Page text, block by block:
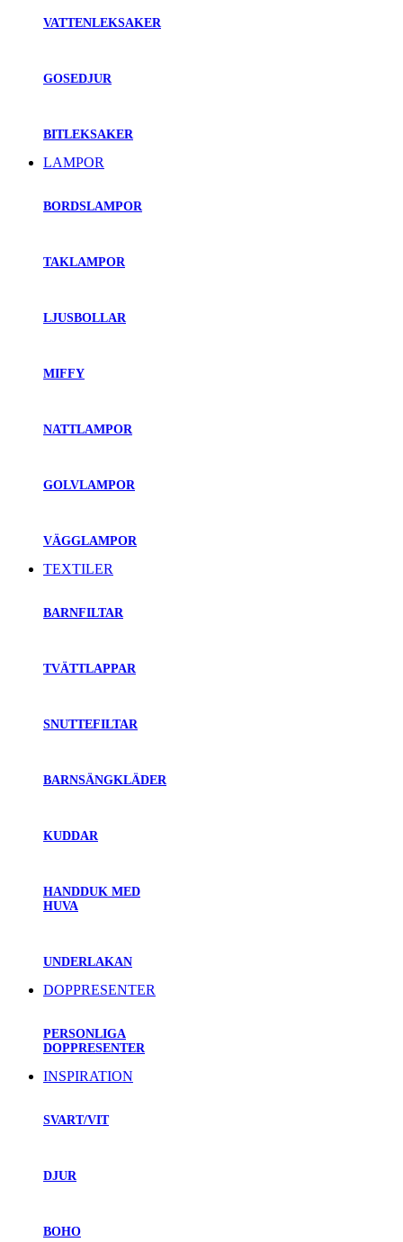
VATTENLEKSAKER
GOSEDJUR
BITLEKSAKER
LAMPOR
BORDSLAMPOR
TAKLAMPOR
LJUSBOLLAR
MIFFY
NATTLAMPOR
GOLVLAMPOR
VÄGGLAMPOR
TEXTILER
BARNFILTAR
TVÄTTLAPPAR
SNUTTEFILTAR
BARNSÄNGKLÄDER
KUDDAR
HANDDUK MED
HUVA
UNDERLAKAN
DOPPRESENTER
PERSONLIGA
DOPPRESENTER
INSPIRATION
SVART/VIT
DJUR
BOHO